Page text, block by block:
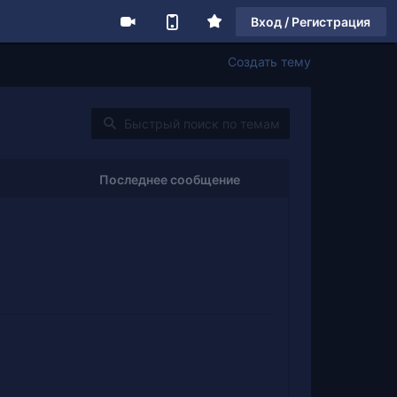
Вход / Регистрация
Создать тему
Последнее сообщение